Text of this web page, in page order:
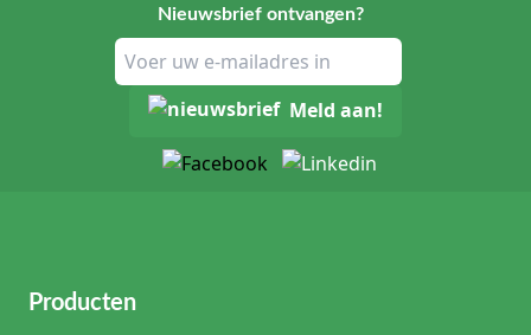
Nieuwsbrief ontvangen?
Meld aan!
Producten